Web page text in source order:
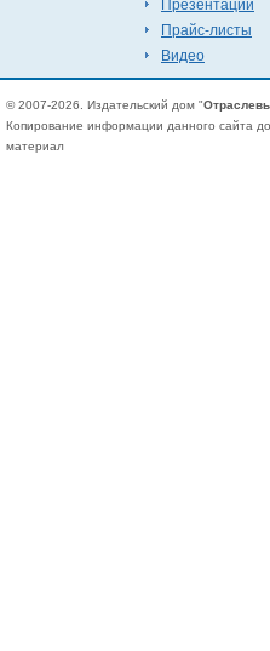
Презентации
Прайс-листы
Видео
© 2007-2026. Издательский дом "
Копирование информации данного сайта
материал